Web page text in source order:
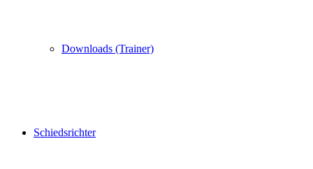
Downloads (Trainer)
Schiedsrichter